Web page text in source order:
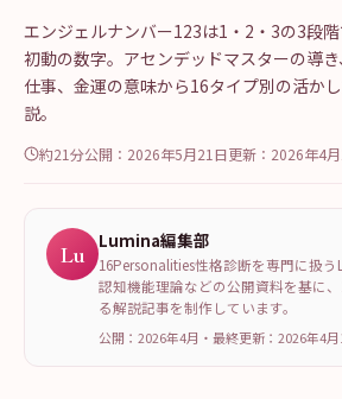
エンジェルナンバー123は1・2・3の3段
初動の数字。アセンデッドマスターの導き
仕事、金運の意味から16タイプ別の活か
説。
約21分公開： 2026年5月21日更新： 2026年4
Lu Lumina編集部
16Personalities性格診断を専門に扱う
認知機能理論などの公開資料を基に
る解説記事を制作しています。
公開：2026年4月 ・ 最終更新： 2026年4